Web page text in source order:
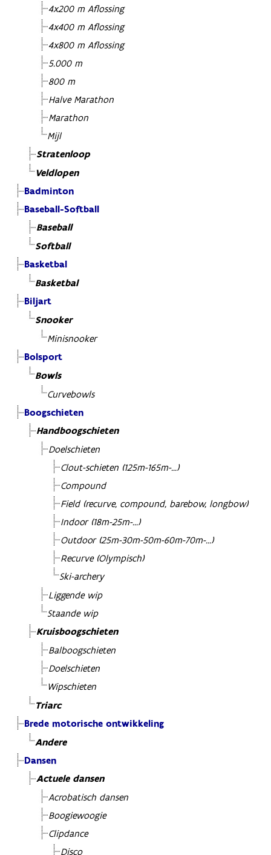
4x200 m Aflossing
4x400 m Aflossing
4x800 m Aflossing
5.000 m
800 m
Halve Marathon
Marathon
Mijl
Stratenloop
Veldlopen
Badminton
Baseball-Softball
Baseball
Softball
Basketbal
Basketbal
Biljart
Snooker
Minisnooker
Bolsport
Bowls
Curvebowls
Boogschieten
Handboogschieten
Doelschieten
Clout-schieten (125m-165m-...)
Compound
Field (recurve, compound, barebow, longbow)
Indoor (18m-25m-...)
Outdoor (25m-30m-50m-60m-70m-...)
Recurve (Olympisch)
Ski-archery
Liggende wip
Staande wip
Kruisboogschieten
Balboogschieten
Doelschieten
Wipschieten
Triarc
Brede motorische ontwikkeling
Andere
Dansen
Actuele dansen
Acrobatisch dansen
Boogiewoogie
Clipdance
Disco